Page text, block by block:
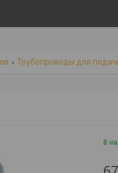
Трубопроводы для
В